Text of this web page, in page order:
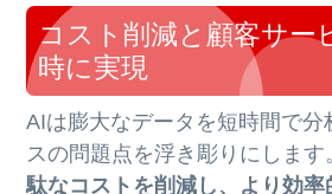
コスト削減と顧客サー
時に実現
AIは膨大なデータを短時間で分
スの問題点を浮き彫りにしま
駄なコストを削減し、より効率